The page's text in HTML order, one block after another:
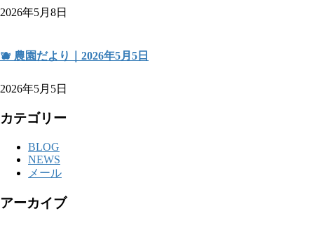
2026年5月8日
🫐 農園だより｜2026年5月5日
2026年5月5日
カテゴリー
BLOG
NEWS
メール
アーカイブ